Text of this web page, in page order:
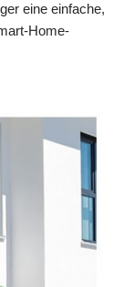
eine einfache,